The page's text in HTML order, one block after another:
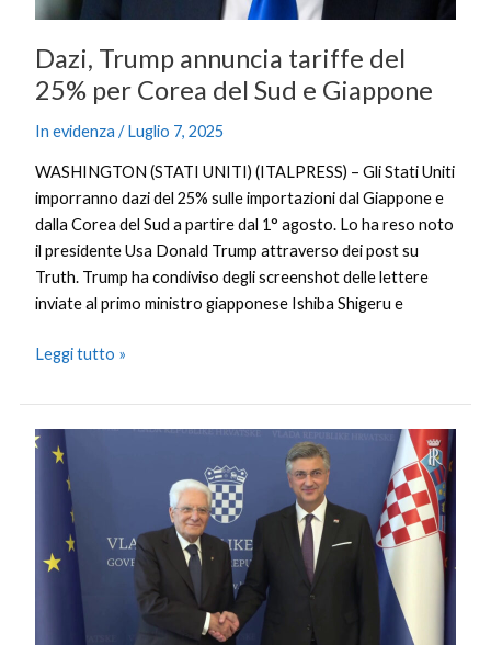
Dazi, Trump annuncia tariffe del
25% per Corea del Sud e Giappone
In evidenza /Luglio 7, 2025
WASHINGTON (STATI UNITI) (ITALPRESS) – Gli Stati Uniti
imporranno dazi del 25% sulle importazioni dal Giappone e
dalla Corea del Sud a partire dal 1° agosto. Lo ha reso noto
il presidente Usa Donald Trump attraverso dei post su
Truth. Trump ha condiviso degli screenshot delle lettere
inviate al primo ministro giapponese Ishiba Shigeru e
e
Leggi tutto »
Mattarella
incontra
Plenkovic
“Crescita
costante
dell’amicizia”